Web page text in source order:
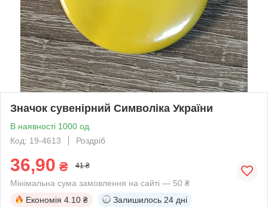
Значок сувенірний Символіка України
В наявності 1000 од.
Код: 19-4613
Роздріб
36,90 ₴ 41 ₴
Мінімальна сума замовлення на сайті — 50 ₴
Економія 4.10 ₴ Залишилось 24 дні